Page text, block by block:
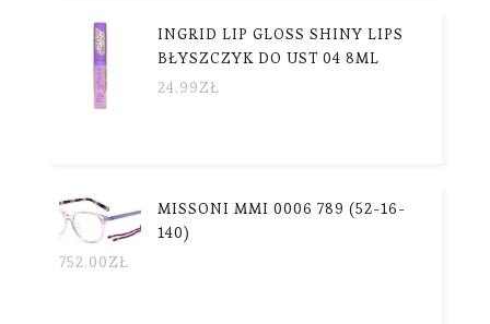
INGRID LIP GLOSS SHINY LIPS
BŁYSZCZYK DO UST 04 8ML
24.99ZŁ
MISSONI MMI 0006 789 (52-16-
140)
752.00ZŁ